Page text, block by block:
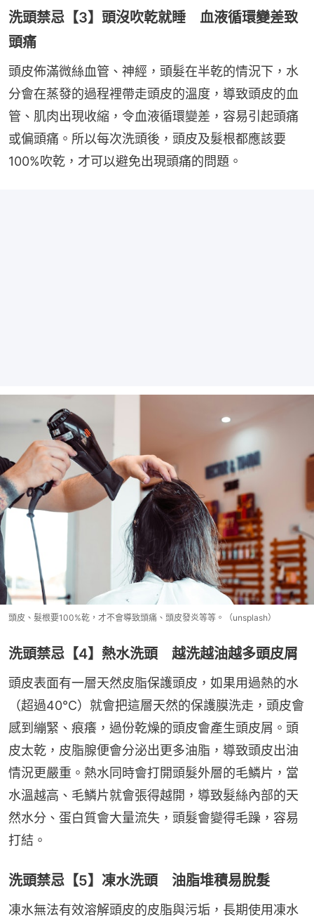
洗頭禁忌【3】頭沒吹乾就睡 血液循環變差致
頭痛
頭皮佈滿微絲血管、神經，頭髮在半乾的情況下，水
分會在蒸發的過程裡帶走頭皮的溫度，導致頭皮的血
管、肌肉出現收縮，令血液循環變差，容易引起頭痛
或偏頭痛。所以每次洗頭後，頭皮及髮根都應該要
100%吹乾，才可以避免出現頭痛的問題。
頭皮、髮根要100%乾，才不會導致頭痛、頭皮發炎等等。（unsplash）
洗頭禁忌【4】熱水洗頭 越洗越油越多頭皮屑
頭皮表面有一層天然皮脂保護頭皮，如果用過熱的水
（超過40℃）就會把這層天然的保護膜洗走，頭皮會
感到繃緊、痕癢，過份乾燥的頭皮會產生頭皮屑。頭
皮太乾，皮脂腺便會分泌出更多油脂，導致頭皮出油
情況更嚴重。熱水同時會打開頭髮外層的毛鱗片，當
水溫越高、毛鱗片就會張得越開，導致髮絲內部的天
然水分、蛋白質會大量流失，頭髮會變得毛躁，容易
打結。
洗頭禁忌【5】凍水洗頭 油脂堆積易脫髮
凍水無法有效溶解頭皮的皮脂與污垢，長期使用凍水